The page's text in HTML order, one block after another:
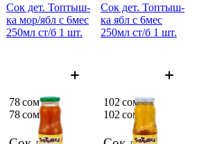
Сок дет. Топтыш­
ка мор/ябл с 6мес
250мл ст/б 1 шт.
78 сом
78 сом
Сок дет. Топтыш­
ка ябл с 6мес
250мл ст/б 1 шт.
102 сом
102 сом